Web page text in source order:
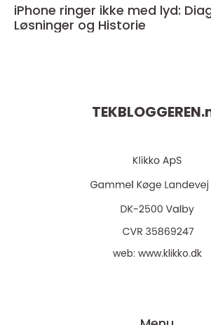
iPhone ringer ikke med lyd:
Løsninger og Historie
TEKBLOGGEREN.
web: www.klikko.dk